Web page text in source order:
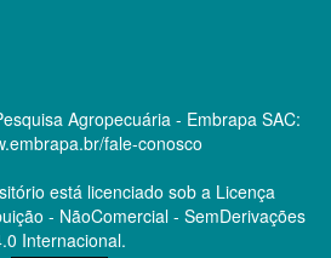
Agropecuária - Embrapa SAC:
fale-conosco
está licenciado sob a Licença
- NãoComercial - SemDerivações
Internacional.